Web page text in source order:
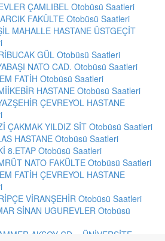
ÇAMLIBEL Otobüsü Saatleri
FAKÜLTE Otobüsü Saatleri
MAHALLE HASTANE ÜSTGEÇİT
GÜL Otobüsü Saatleri
NATO CAD. Otobüsü Saatleri
FATİH Otobüsü Saatleri
HASTANE Otobüsü Saatleri
ÇEVREYOL HASTANE
ÇAKMAK YILDIZ SİT Otobüsü Saatleri
HASTANE Otobüsü Saatleri
8.ETAP Otobüsü Saatleri
NATO FAKÜLTE Otobüsü Saatleri
FATİH ÇEVREYOL HASTANE
VİRANŞEHİR Otobüsü Saatleri
SİNAN UGUREVLER Otobüsü
AKSOY CD. - ÜNİVERSİTE